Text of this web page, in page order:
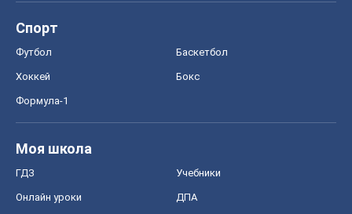
Спорт
Футбол Баскетбол
Хоккей Бокс
Формула-1
Моя школа
ГДЗ Учебники
Онлайн уроки ДПА